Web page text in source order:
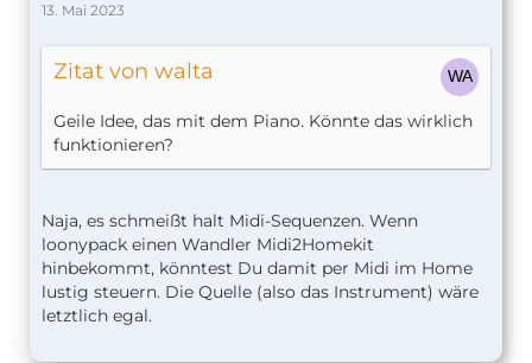
13. Mai 2023
Zitat von walta
Geile Idee, das mit dem Piano. Könnte das wirklich
funktionieren?
Naja, es schmeißt halt Midi-Sequenzen. Wenn
loonypack einen Wandler Midi2Homekit
hinbekommt, könntest Du damit per Midi im Home
lustig steuern. Die Quelle (also das Instrument) wäre
letztlich egal.